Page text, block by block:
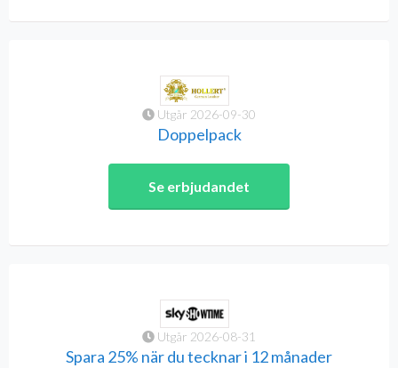
Utgår 2026-09-30
Doppelpack
Se erbjudandet
Utgår 2026-08-31
Spara 25% när du tecknar i 12 månader